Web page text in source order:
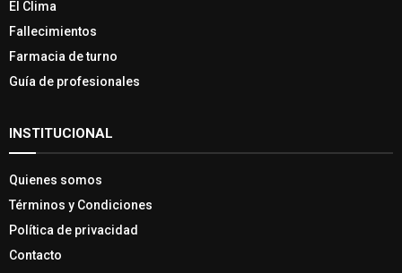
El Clima
Fallecimientos
Farmacia de turno
Guía de profesionales
INSTITUCIONAL
Quienes somos
Términos y Condiciones
Política de privacidad
Contacto